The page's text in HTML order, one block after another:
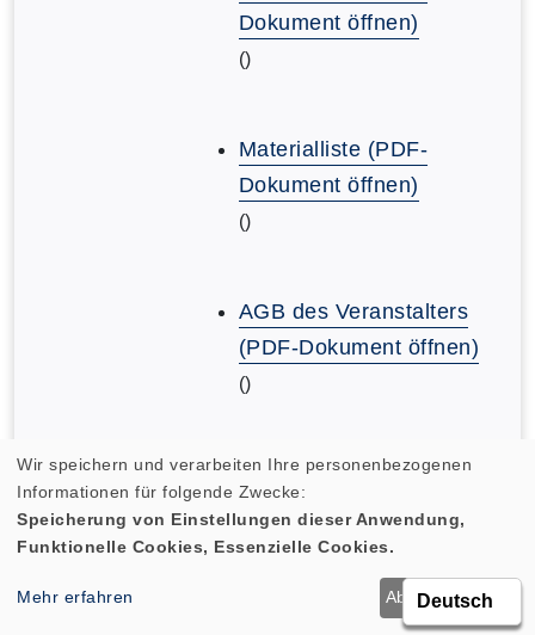
Dokument öffnen)
()
Materialliste (PDF-
Dokument öffnen)
()
AGB des Veranstalters
(PDF-Dokument öffnen)
()
AGB des Veranstalters
(PDF-Dokument öffnen)
()
Wir speichern und verarbeiten Ihre personenbezogenen
Informationen für folgende Zwecke:
Speicherung von Einstellungen dieser Anwendung,
Funktionelle Cookies, Essenzielle Cookies.
Mehr erfahren Ablehnen OK